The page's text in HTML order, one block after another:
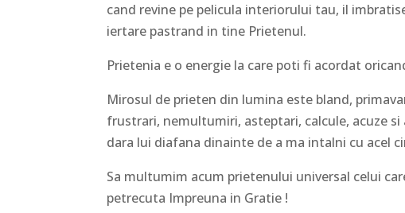
cand revine pe pelicula interiorului tau, il
iertare pastrand in tine Prietenul.
Prietenia e o energie la care poti fi acordat
Mirosul de prieten din lumina este bland,
frustrari, nemultumiri, asteptari, calcule, acuze si
dara lui diafana dinainte de a ma intalni cu acel
Sa multumim acum prietenului universal celui
petrecuta Impreuna in Gratie !